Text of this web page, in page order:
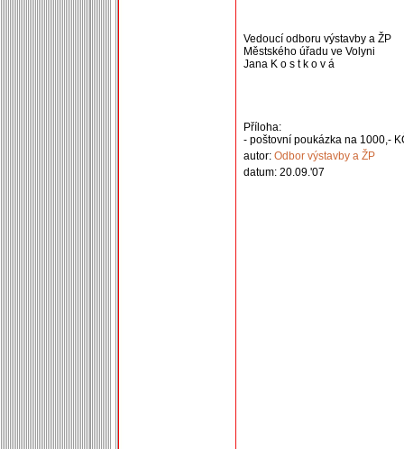
Vedoucí odboru výstavby a ŽP
Městského úřadu ve Volyni
Jana K o s t k o v á
Příloha:
- poštovní poukázka na 1000,-
autor: Odbor výstavby a ŽP
datum: 20.09.'07